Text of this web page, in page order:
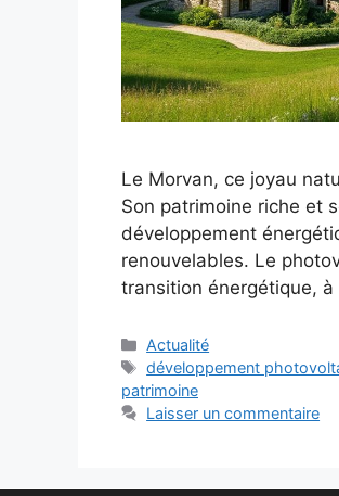
Le Morvan, ce joyau
Son patrimoine riche et
développement
renouvelables. Le
transition énergétique,
Catégories
Actualité
Étiquettes
développement
patrimoine
Laisser un commentaire